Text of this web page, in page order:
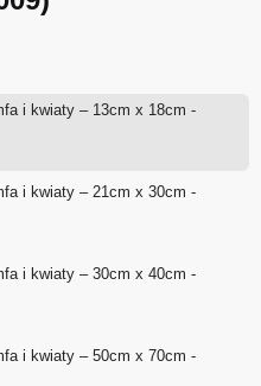
i kwiaty – 13cm x 18cm -
i kwiaty – 21cm x 30cm -
i kwiaty – 30cm x 40cm -
i kwiaty – 50cm x 70cm -